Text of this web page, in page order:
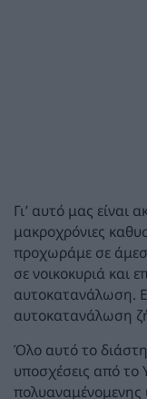
Γι’ αυτό μας
μακροχρόνιες
προχωράμε σε
σε νοικοκυριά και
αυτοκατανάλωση.
αυτοκατανάλωση
Όλο αυτό το
υποσχέσεις από το